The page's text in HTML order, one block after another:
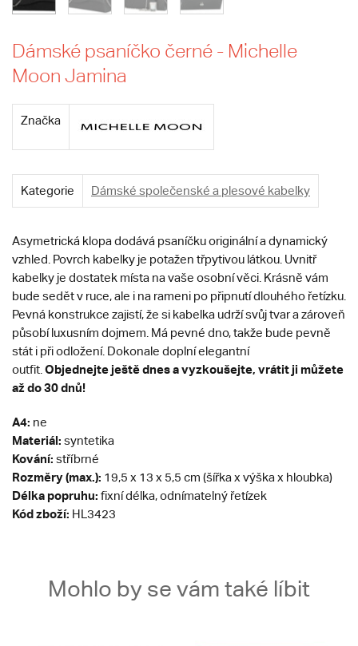
Dámské psaníčko černé - Michelle
Moon Jamina
Značka
Kategorie Dámské společenské a plesové kabelky
Asymetrická klopa dodává psaníčku originální a dynamický
vzhled. Povrch kabelky je potažen třpytivou látkou. Uvnitř
kabelky je dostatek místa na vaše osobní věci. Krásně vám
bude sedět v ruce, ale i na rameni po připnutí dlouhého řetízku.
Pevná konstrukce zajistí, že si kabelka udrží svůj tvar a zároveň
působí luxusním dojmem. Má pevné dno, takže bude pevně
stát i při odložení. Dokonale doplní elegantní
outfit. Objednejte ještě dnes a vyzkoušejte, vrátit ji můžete
až do 30 dnů!
A4: ne
Materiál: syntetika
Kování: stříbrné
Rozměry (max.): 19,5 x 13 x 5,5 cm (šířka x výška x hloubka)
Délka popruhu: fixní délka, odnímatelný řetízek
Kód zboží: HL3423
Mohlo by se vám také líbit